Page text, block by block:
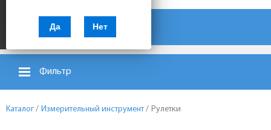
Да Нет
Каталог товаров
Фильтр
Каталог / Измерительный инструмент/ Рулетки